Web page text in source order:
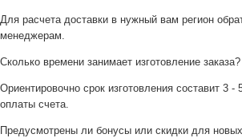
Для расчета доставки в нужный вам регион
менеджерам.
Сколько времени занимает изготовление заказа?
Ориентировочно срок изготовления составит 3
оплаты счета.
Предусмотрены ли бонусы или скидки для